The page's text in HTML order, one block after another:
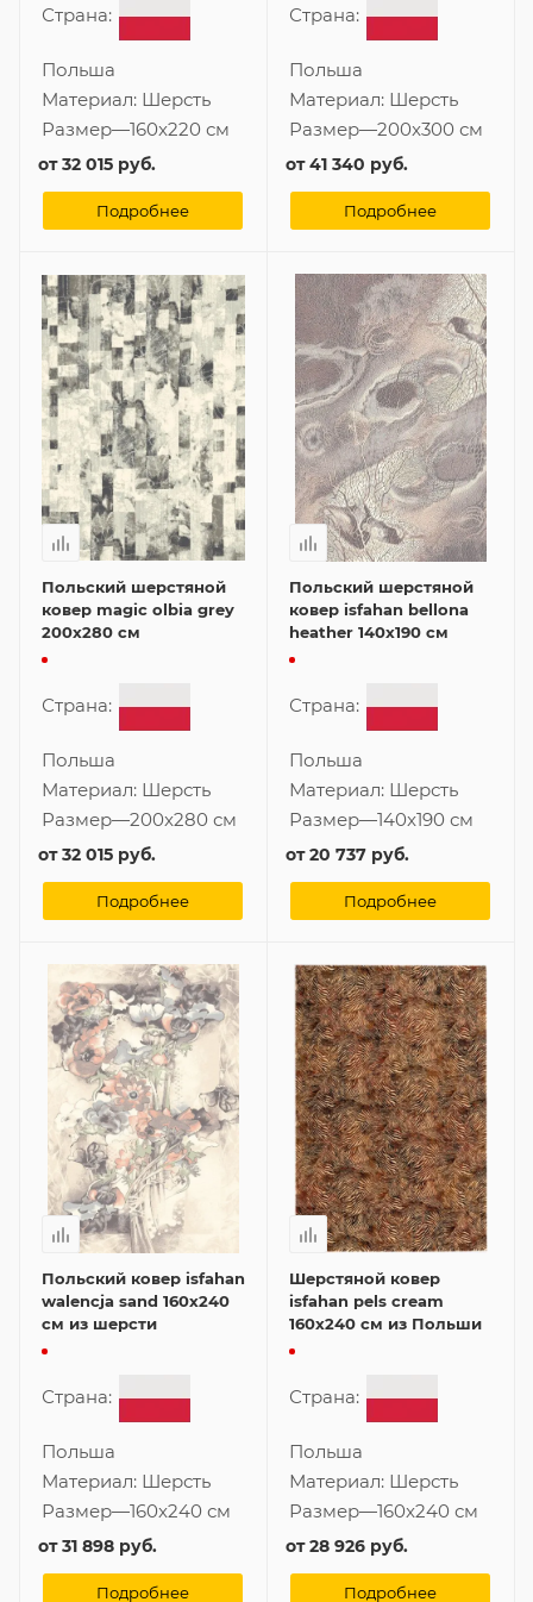
Страна:
Польша
Материал: Шерсть
Размер—160x220 см
от32 015 руб.
Подробнее
Страна:
Польша
Материал: Шерсть
Размер—200x300 см
от41 340 руб.
Подробнее
Польский шерстяной
ковер magic olbia grey
200x280 см
Страна:
Польша
Материал: Шерсть
Размер—200x280 см
от32 015 руб.
Подробнее
Польский шерстяной
ковер isfahan bellona
heather 140x190 см
Страна:
Польша
Материал: Шерсть
Размер—140x190 см
от20 737 руб.
Подробнее
Польский ковер isfahan
walencja sand 160x240
см из шерсти
Страна:
Польша
Материал: Шерсть
Размер—160x240 см
от31 898 руб.
Подробнее
Шерстяной ковер
isfahan pels cream
160x240 см из Польши
Страна:
Польша
Материал: Шерсть
Размер—160x240 см
от28 926 руб.
Подробнее